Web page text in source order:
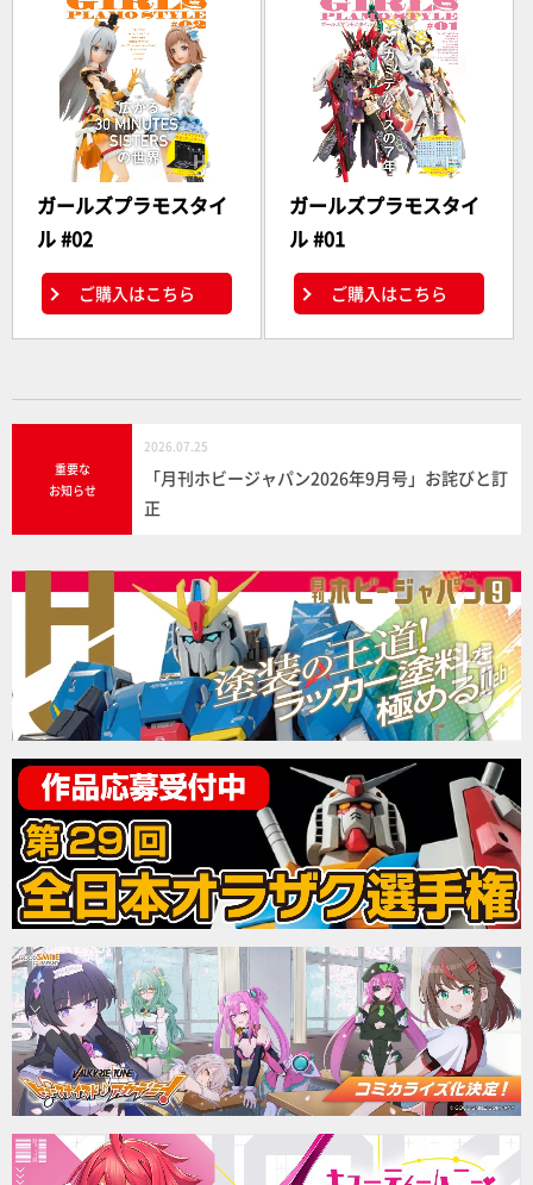
ガールズプラモスタイ
ル #02
ご購入はこちら
ガールズプラモスタイ
ル #01
ご購入はこちら
重要な
お知らせ
2026.07.25
「月刊ホビージャパン2026年9月号」お詫びと訂
正